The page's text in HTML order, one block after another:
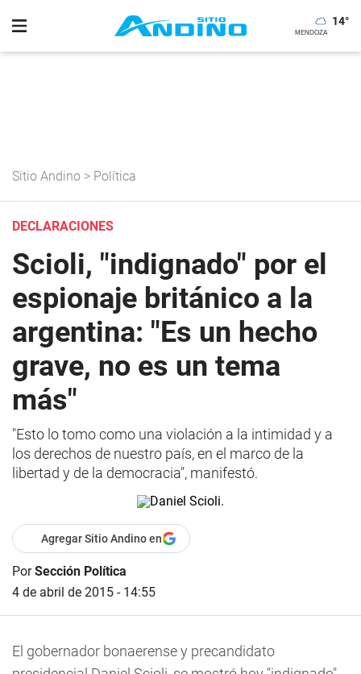
14°
Sitio Andino > Política
DECLARACIONES
Scioli, "indignado" por el
espionaje británico a la
argentina: "Es un hecho
grave, no es un tema
más"
"Esto lo tomo como una violación a la intimidad y a
los derechos de nuestro país, en el marco de la
libertad y de la democracia", manifestó.
Agregar Sitio Andino en
PorSección Política
4 de abril de 2015 - 14:55
El gobernador bonaerense y precandidato